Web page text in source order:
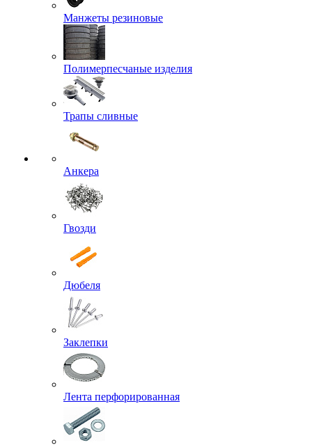
Манжеты резиновые
Полимерпесчаные изделия
Трапы сливные
Анкера
Гвозди
Дюбеля
Заклепки
Лента перфорированная